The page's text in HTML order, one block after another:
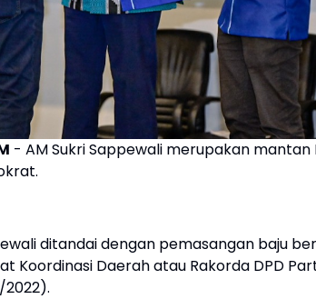
- AM Sukri Sappewali merupakan
ditandai dengan pemasangan baju
Koordinasi Daerah atau Rakorda DPD
2022).